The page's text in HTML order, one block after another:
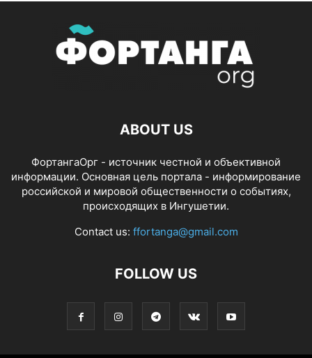
ABOUT US
ФортангаОрг - источник честной и объективной
информации. Основная цель портала - информирование
российской и мировой общественности о событиях,
происходящих в Ингушетии.
Contact us: ffortanga@gmail.com
FOLLOW US